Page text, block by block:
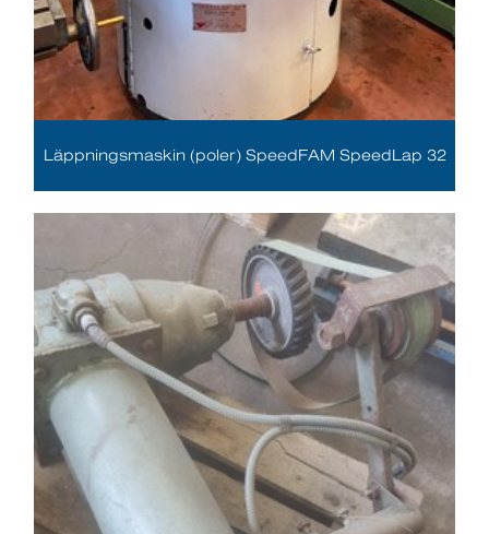
Läppningsmaskin (poler) SpeedFAM SpeedLap 32